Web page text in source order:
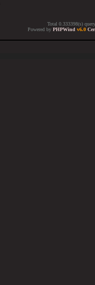
Total 0.333398(s)
Powered by PHPWind v6.0